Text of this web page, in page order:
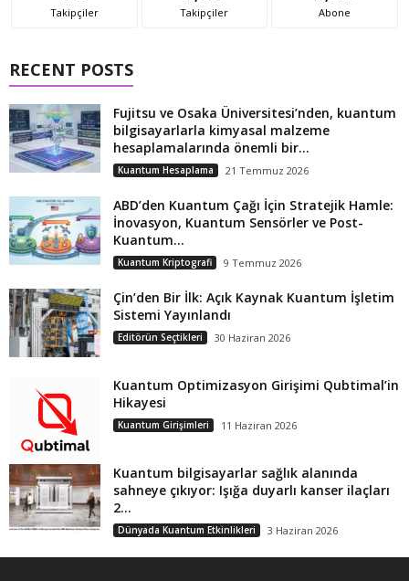
Takipçiler Takipçiler Abone
RECENT POSTS
Fujitsu ve Osaka Üniversitesi’nden, kuantum
bilgisayarlarla kimyasal malzeme
hesaplamalarında önemli bir...
Kuantum Hesaplama 21 Temmuz 2026
ABD’den Kuantum Çağı İçin Stratejik Hamle:
İnovasyon, Kuantum Sensörler ve Post-
Kuantum...
Kuantum Kriptografi 9 Temmuz 2026
Çin’den Bir İlk: Açık Kaynak Kuantum İşletim
Sistemi Yayınlandı
Editörün Seçtikleri 30 Haziran 2026
Kuantum Optimizasyon Girişimi Qubtimal’in
Hikayesi
Kuantum Girişimleri 11 Haziran 2026
Kuantum bilgisayarlar sağlık alanında
sahneye çıkıyor: Işığa duyarlı kanser ilaçları
2...
Dünyada Kuantum Etkinlikleri 3 Haziran 2026